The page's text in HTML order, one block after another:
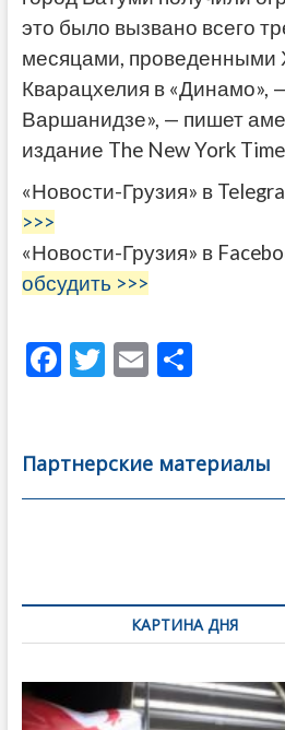
это было вызвано всего
месяцами, проведенными
Кварацхелия в «Динамо»,
Варшанидзе», — пишет
издание The New York
«Новости-Грузия» в
>>>
«Новости-Грузия» в
обсудить >>>
F
b
o
T
er
E
l
О
а
в
Партнерские материалы
по
записямКАРТИНА ДНЯ